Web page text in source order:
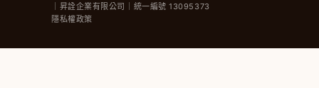
｜昇詮企業有限公司｜統一編號 13095373
隱私權政策